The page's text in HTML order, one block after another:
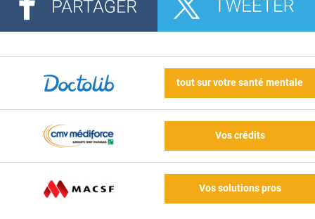
tout sur votre santé mentale
Vos crédits
Vos solutions pros